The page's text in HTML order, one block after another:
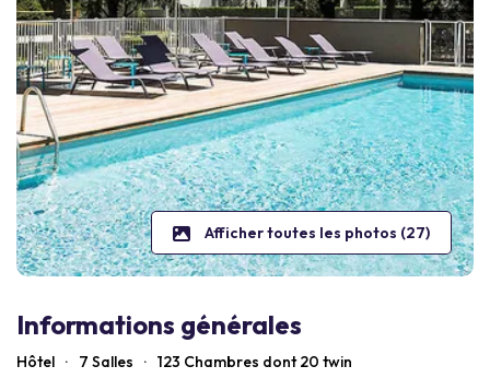
Afficher toutes les photos (27)
Informations générales
Hôtel · 7 Salles · 123 Chambres dont 20 twin